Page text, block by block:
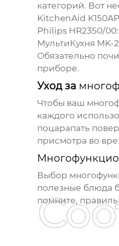
категорий. Вот
KitchenAid
Philips HR2350/00
МультиКухня MK-
Обязательно
приборе.
Уход за
Чтобы ваш
каждого
поцарапать
присмотра во
Выбор
полезные блюда
помните,